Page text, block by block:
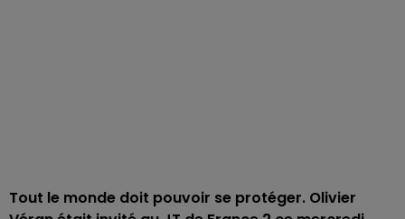
Tout le monde doit pouvoir se protéger. Olivier